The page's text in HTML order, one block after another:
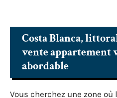
Costa Blanca,
vente appartement
abordable
Vous cherchez une zone